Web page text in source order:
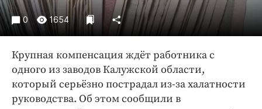
Спорт
Экономика и бизнес
ПРОЕКТЫ
Блоги
Издания
0 1654
Крупная компенсация ждёт работника с
одного из заводов Калужской области,
который серьёзно пострадал из-за халатности
руководства. Об этом сообщили в